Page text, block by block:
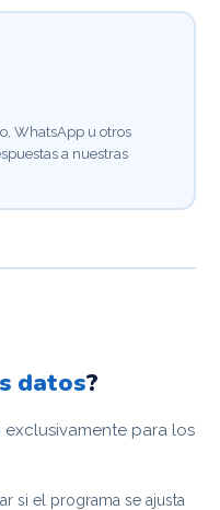
WhatsApp u otros
a nuestras
datos?
exclusivamente para los
si el programa se ajusta